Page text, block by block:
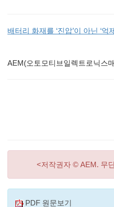
배터리 화재를 ‘진압’이 아닌 ‘억
AEM(오토모티브일렉트로닉스
<저작권자 © AEM. 무
PDF 원문보기